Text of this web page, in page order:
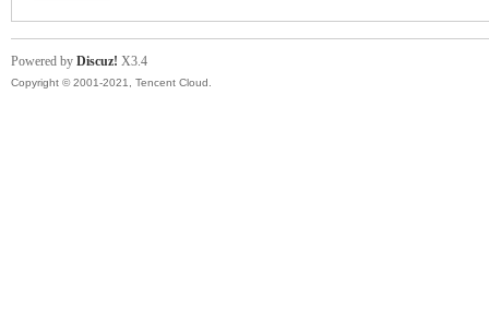
Powered by Discuz! X3.4
Copyright © 2001-2021, Tencent Cloud.